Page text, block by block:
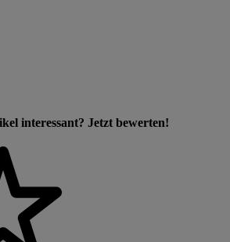
interessant? Jetzt bewerten!